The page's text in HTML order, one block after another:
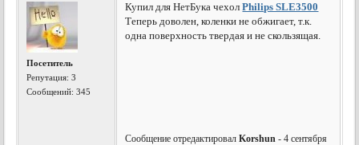
Посетитель
Репутация:3
Сообщений: 345
Купил для НетБука чехолPhilips SLE3500
Теперь доволен, коленки не обжигает, т.к.
одна поверхность твердая и не скользящая.
Сообщение отредактировалKorshun - 4 сентября